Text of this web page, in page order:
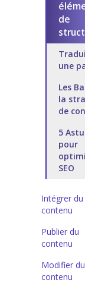
de
une
Les
la
de
5
pour
SEO
Intégrer du
contenu
Publier du
contenu
Modifier du
contenu